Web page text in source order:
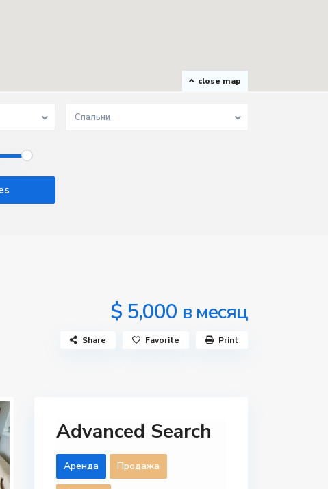
close map
Спальни
$ 5,000 в месяц
Share Favorite Print
Advanced Search
Aренда Продажа